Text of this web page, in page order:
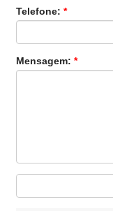
Telefone:*
Mensagem:*